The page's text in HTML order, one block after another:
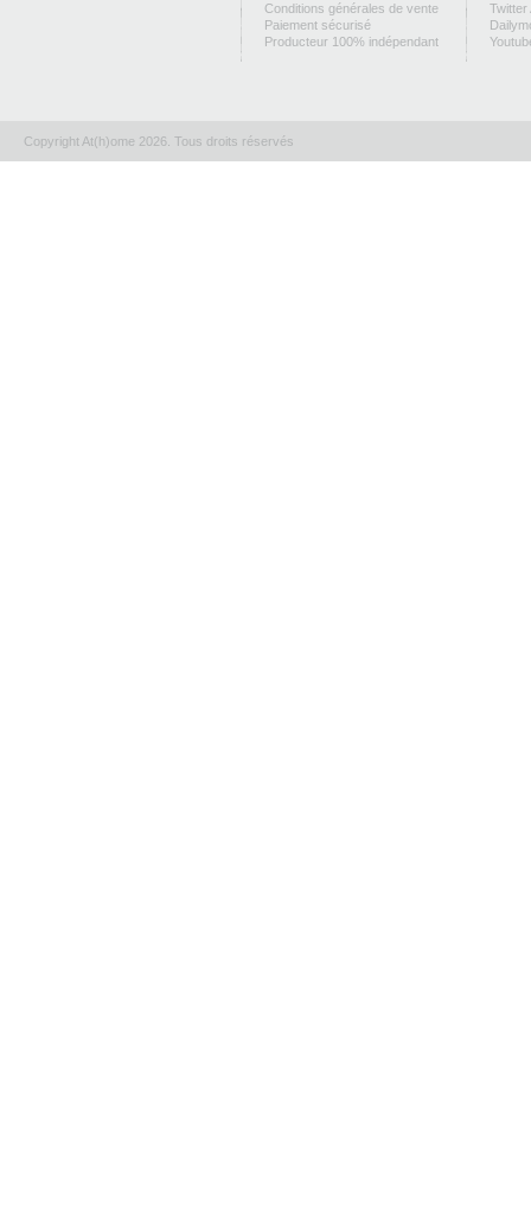
Conditions générales de vente
Paiement sécurisé
Producteur 100% indépendant
Twitter
Copyright At(h)ome 2026. Tous droits réservés